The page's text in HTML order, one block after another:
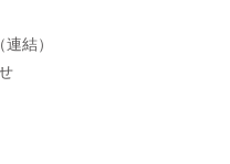
結）